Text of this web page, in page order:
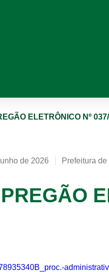
ELETRÔNICO Nº
de 2026 Prefeitura